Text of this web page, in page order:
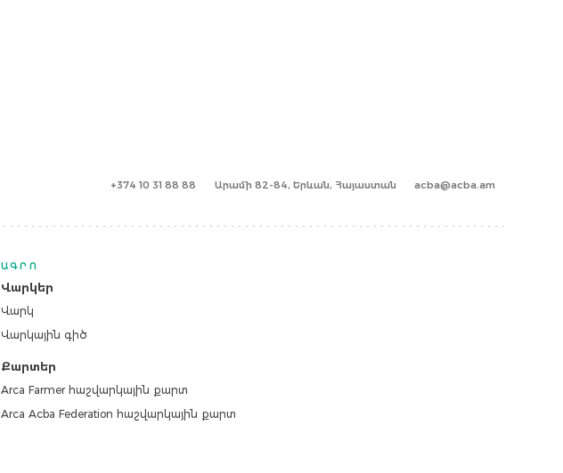
+374 10 31 88 88 Արամի 82-84, Երևան, Հայաստան acba@acba.am
ԱԳՐՈ
Վարկեր
Վարկ
Վարկային գիծ
Քարտեր
Arca Farmer հաշվարկային քարտ
Arca Acba Federation հաշվարկային քարտ